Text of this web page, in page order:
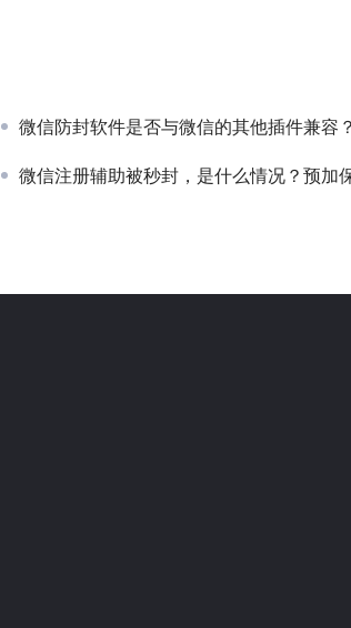
微信防封软件是否与微信的其他插件兼容？
微信注册辅助被秒封，是什么情况？预加